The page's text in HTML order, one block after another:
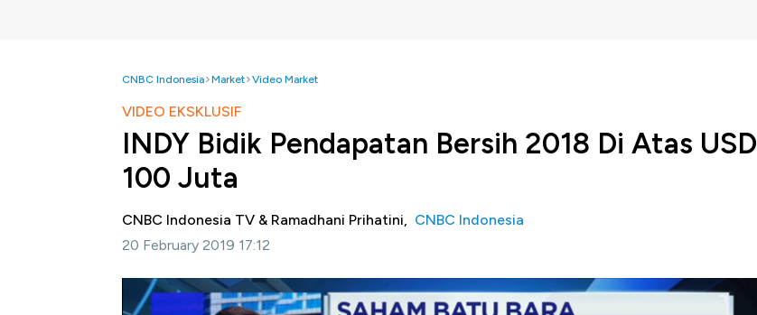
CNBC Indonesia Market Video Market
VIDEO EKSKLUSIF
INDY Bidik Pendapatan Bersih 2018 Di Atas USD
100 Juta
CNBC Indonesia TV & Ramadhani Prihatini, CNBC Indonesia
20 February 2019 17:12
Jakarta, CNBC Indonesia-Presiden Direktur PT Indika Energy Tbk (IDX: INDY), Arsjad Rasjid tetap
optimistis pendapatan bersih dan laba perusahaan tahun 2018 bisa berada di atas USD 100 juta.